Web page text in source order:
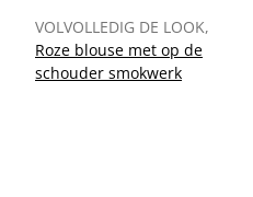
VOLVOLLEDIG DE LOOK,
Roze blouse met op de
schouder smokwerk